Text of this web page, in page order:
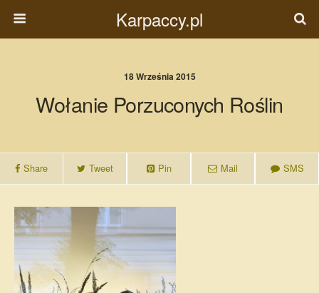
Karpaccy.pl
18 Września 2015
Wołanie Porzuconych Roślin
Share Tweet Pin Mail SMS